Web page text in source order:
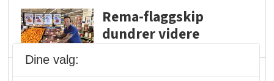
Rema-flaggskip
dundrer videre
Dine valg: